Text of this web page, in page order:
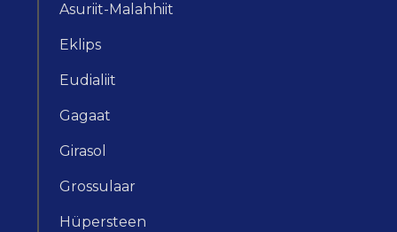
Asuriit-Malahhiit
Eklips
Eudialiit
Gagaat
Girasol
Grossulaar
Hüpersteen